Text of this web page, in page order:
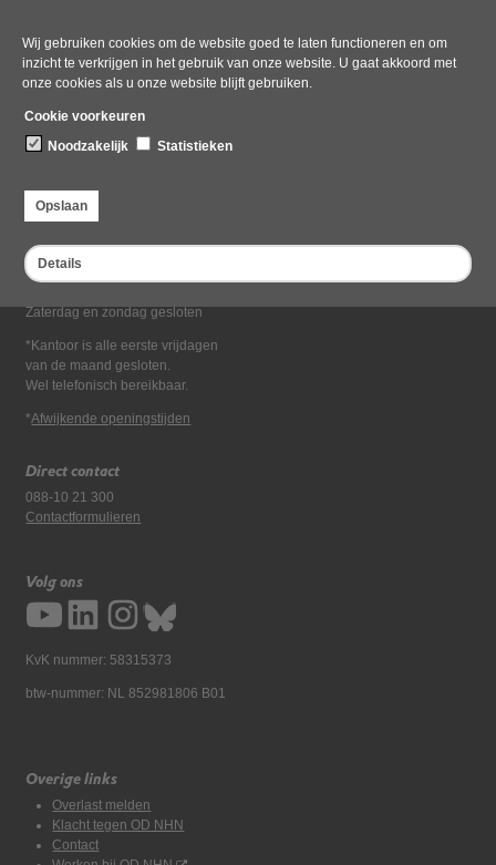
Wij gebruiken cookies om de website goed te laten functioneren en om
inzicht te verkrijgen in het gebruik van onze website. U gaat akkoord met
onze cookies als u onze website blijft gebruiken.
Cookie voorkeuren
Noodzakelijk
Statistieken
Opslaan
Details
Bezoekadres
Dampten 2, 1624 NR Hoorn
Postbus 2095, 1620 EB Hoorn
Openingstijden kantoor
Maandag tot en met vrijdag*
van 08:00 tot 16:30
Zaterdag en zondag gesloten
*Kantoor is alle eerste vrijdagen
van de maand gesloten.
Wel telefonisch bereikbaar.
*Afwijkende openingstijden
Direct contact
088-10 21 300
Contactformulieren
Volg ons
KvK nummer: 58315373
btw-nummer: NL 852981806 B01
Overige links
Overlast melden
Klacht tegen OD NHN
Contact